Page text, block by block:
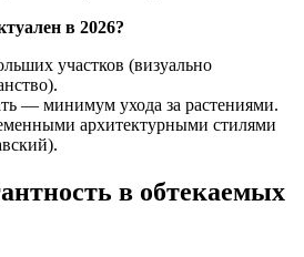
в 2026?
участков (визуально
— минимум ухода за растениями.
архитектурными стилями
в обтекаемых